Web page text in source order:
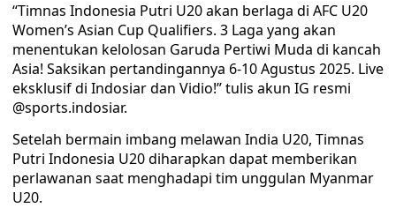
“Timnas Indonesia Putri U20 akan berlaga di AFC U20
Women’s Asian Cup Qualifiers. 3 Laga yang akan
menentukan kelolosan Garuda Pertiwi Muda di kancah
Asia! Saksikan pertandingannya 6-10 Agustus 2025. Live
eksklusif di Indosiar dan Vidio!” tulis akun IG resmi
@sports.indosiar.
Setelah bermain imbang melawan India U20, Timnas
Putri Indonesia U20 diharapkan dapat memberikan
perlawanan saat menghadapi tim unggulan Myanmar
U20.